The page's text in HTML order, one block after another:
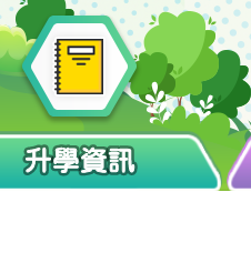
升學資訊